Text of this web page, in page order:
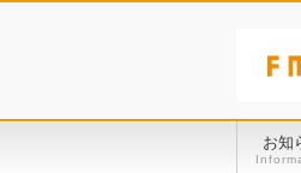
お知
01:00
02:00